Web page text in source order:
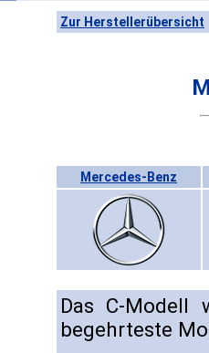
Zur Herstellerübersicht
Mercedes-Benz
Das C-Modell
begehrteste